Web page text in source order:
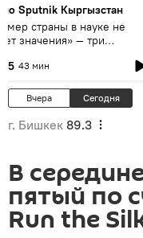
Sputnik Кыргызстан
страны в науке не
значения» — три
и Кыргызстана в
43 мин
Вчера Сегодня
г. Бишкек 89.3
В
пятый по
Run the